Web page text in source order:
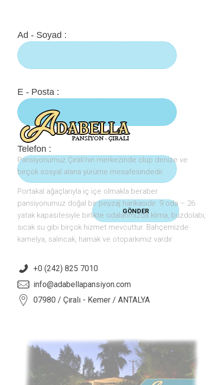
Ad - Soyad :
E - Posta :
Telefon :
Pansiyonumuz Çıralı’nın merkezinde olup denize ve
birçok sosyal alana yürüme mesafesindedir.
Portakal ağaçlarıyla iç içe olmakla beraber
pansiyonumuz doğal bir peyzaj harikasıdır. 9 oda – 26
yatak kapasitesiyle birlikte odalarımızda klima, buzdolabı,
sıcak su gibi birçok hizmet mevcuttur. Bahçemizde
kamelya, salıncak, hamak ve otoparkımız vardır.
+0 (242) 825 7010
info@adabellapansiyon.com
07980 / Çıralı - Kemer / ANTALYA